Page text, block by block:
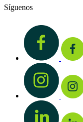
Síguenos